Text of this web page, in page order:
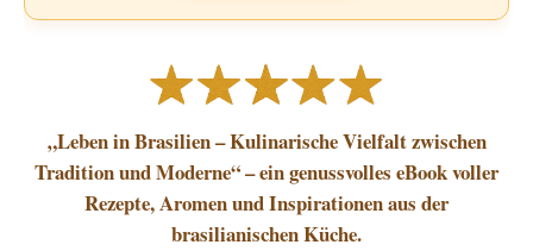
„Leben in Brasilien – Kulinarische Vielfalt zwischen
Tradition und Moderne“ – ein genussvolles eBook voller
Rezepte, Aromen und Inspirationen aus der
brasilianischen Küche.